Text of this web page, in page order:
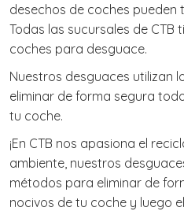
desechos de coches pueden
Todas las sucursales de
coches para desguace.
Nuestros desguaces utilizan
eliminar de forma segura
tu coche.
¡En CTB nos apasiona el
ambiente, nuestros
métodos para eliminar de
nocivos de tu coche y luego